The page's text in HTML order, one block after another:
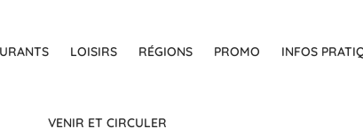
LOISIRS RÉGIONS PROMO INFOS
VENIR ET CIRCULER